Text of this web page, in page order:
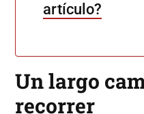
artículo?
Un largo
recorrer